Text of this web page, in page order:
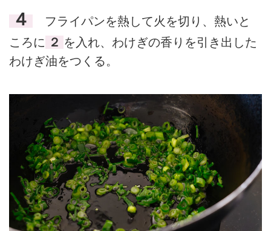
４
フライパンを熱して火を切り、熱いと
ころに ２ を入れ、わけぎの香りを引き出した
わけぎ油をつくる。